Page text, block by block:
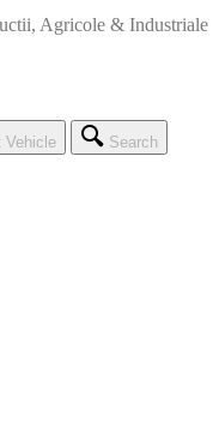
Agricole & Industriale
Vehicle Search